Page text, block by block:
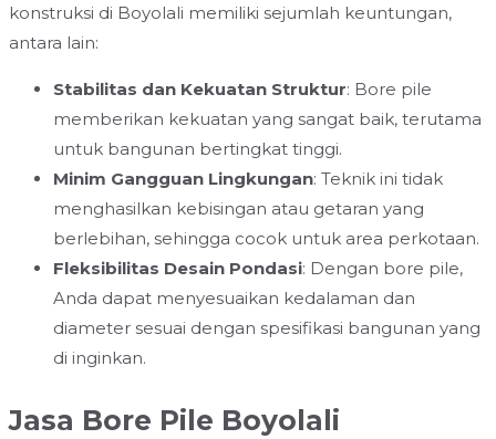
konstruksi di Boyolali memiliki sejumlah keuntungan,
antara lain:
Stabilitas dan Kekuatan Struktur: Bore pile
memberikan kekuatan yang sangat baik, terutama
untuk bangunan bertingkat tinggi.
Minim Gangguan Lingkungan: Teknik ini tidak
menghasilkan kebisingan atau getaran yang
berlebihan, sehingga cocok untuk area perkotaan.
Fleksibilitas Desain Pondasi: Dengan bore pile,
Anda dapat menyesuaikan kedalaman dan
diameter sesuai dengan spesifikasi bangunan yang
di inginkan.
Jasa Bore Pile Boyolali